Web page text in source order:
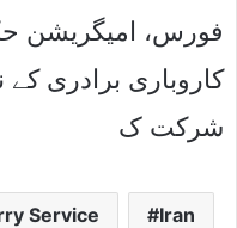
فورس، امیگریشن
کاروباری برادری کے
شرکت ک
Service Iran